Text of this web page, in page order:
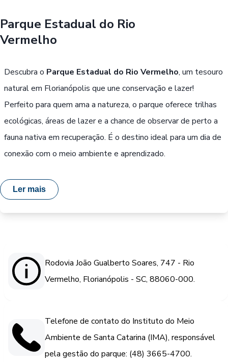
Parque Estadual do Rio
Vermelho
Descubra o Parque Estadual do Rio Vermelho, um tesouro
natural em Florianópolis que une conservação e lazer!
Perfeito para quem ama a natureza, o parque oferece trilhas
ecológicas, áreas de lazer e a chance de observar de perto a
fauna nativa em recuperação. É o destino ideal para um dia de
conexão com o meio ambiente e aprendizado.
Ler mais
Rodovia João Gualberto Soares, 747 - Rio
Vermelho, Florianópolis - SC, 88060-000.
Telefone de contato do Instituto do Meio
Ambiente de Santa Catarina (IMA), responsável
pela gestão do parque: (48) 3665-4700.